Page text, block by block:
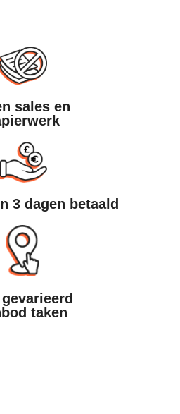
sales en
3 dagen betaald
gevarieerd
taken